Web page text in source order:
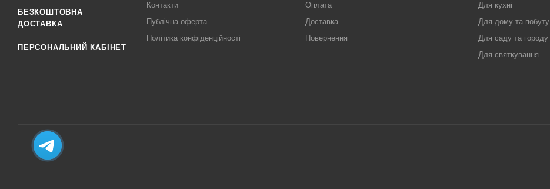
БЕЗКОШТОВНА
ДОСТАВКА
ПЕРСОНАЛЬНИЙ КАБІНЕТ
Контакти
Публічна оферта
Політика конфіденційності
Оплата
Доставка
Повернення
Для кухні
Для дому та побуту
Для саду та городу
Для святкування